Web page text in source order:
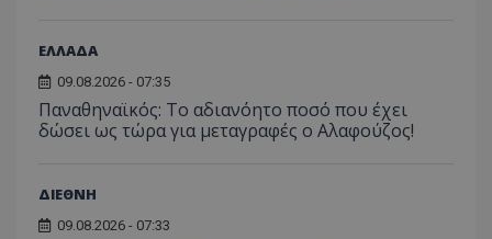
ΕΛΛΑΔΑ
09.08.2026 - 07:35
Παναθηναϊκός: Το αδιανόητο ποσό που έχει
δώσει ως τώρα για μεταγραφές ο Αλαφούζος!
ΔΙΕΘΝΗ
09.08.2026 - 07:33